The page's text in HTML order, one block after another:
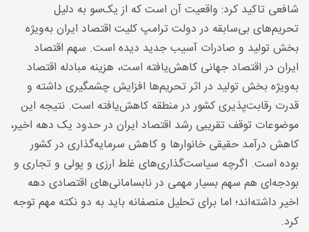
شافعی تاکید کرد: واقعیت آن است که از یک‌سو به دلیل
تحریم‌های بی‌سابقه در دولت ترامپ کلیت اقتصاد ایران به‌ویژه
بخش تولید و صادرات آسیب جدید دیده است. سهم اقتصاد
ایران در اقتصاد جهانی کاهش‌یافته است، هزینه مبادله اقتصاد
به‌ویژه بخش تولید در اثر تحریم‌ها افزایش چشمگیری داشته و
قدرت رقابت‌پذیری کشور در منطقه کاهش‌یافته است. نتیجه این
موضوعات توقف تقریبی رشد اقتصاد ایران در حدود یک دهه اخیر،
کاهش درآمد حقیقی خانوارها و کاهش سرمایه‌گذاری در کشور
بوده است. اگرچه سیاست‌گذاری‌های غلط ارزی و پولی و تجاری و
بودجه‌ای هم سهم بسیار مهمی در نابسامانی‌های اقتصادی دهه
اخیر داشته‌اند؛ اما برای تحلیل منصفانه باید به دو نکته مهم توجه
کرد.